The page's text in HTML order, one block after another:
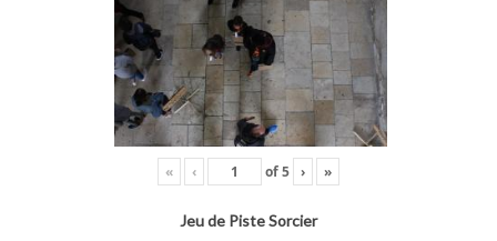
« ‹ of5 › »
Jeu de Piste Sorcier